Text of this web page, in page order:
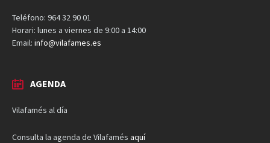
Teléfono: 964 32 90 01
Horari: lunes a viernes de 9:00 a 14:00
Email: info@vilafames.es
AGENDA
Vilafamés al día
Consulta la agenda de Vilafamés aquí